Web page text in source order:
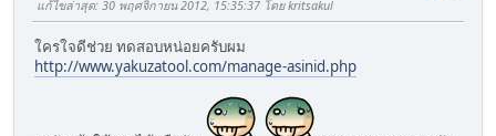
แก้ไขล่าสุด: 30 พฤศจิกายน 2012, 15:35:37 โดย kritsakul
ใครใจดีช่วย ทดสอบหน่อยครับผม
http://www.yakuzatool.com/manage-asinid.php